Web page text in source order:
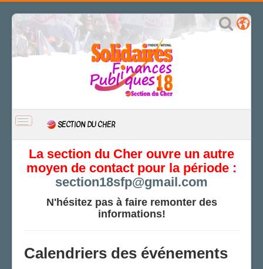
BASCULER
NAVIGATION
SECTION DU CHER
ACTUALITÉ
CSAL
CAP/Recours
LE BERRY DÉCHAÎNÉ
La section du Cher ouvre un autre
moyen de contact pour la période :
section18sfp@gmail.com
N'hésitez pas à faire remonter des
informations!
Calendriers des événements